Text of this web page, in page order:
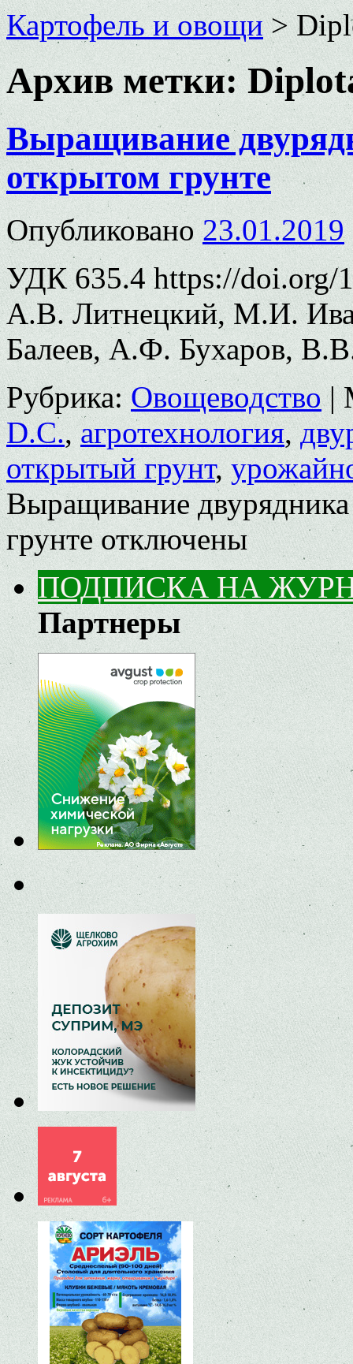
Картофель и овощи>
Архив метки:
Выращивание
открытом грунте
Опубликовано 23.01.2019
УДК 635.4 https://doi.org/
А.В. Литнецкий, М.И.
Балеев, А.Ф. Бухаров,
Рубрика: Овощеводство |
D.C.,агротехнология,
открытый грунт,
Выращивание
грунтеотключены
ПОДПИСКА НА
Партнеры